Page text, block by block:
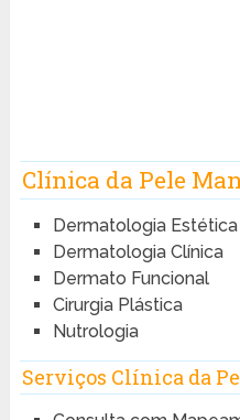
Clínica da Pele
Dermatologia Estética
Dermatologia Clínica
Dermato Funcional
Cirurgia Plástica
Nutrologia
Serviços Clínica da